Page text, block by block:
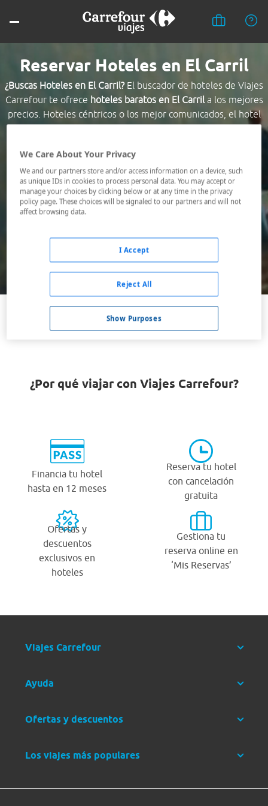
Reservar Hoteles en El Carril
¿Buscas Hoteles en El Carril?El buscador de hoteles de Viajes
Carrefour te ofrece hoteles baratos en El Carrila los mejores
precios. Hoteles céntricos o los mejor comunicados, el hotel
que busques nosotros te lo encontramos al mejor precio.
Destino *
Fechas *
08/08/2026 - 09/08/2026
Buscar
VER TODOS LOS HOTELES BARATOS EN EL CARRIL
¿Por qué viajar con Viajes Carrefour?
Financia tu hotel
hasta en 12 meses
Reserva tu hotel
con cancelación
gratuita
Ofertas y
descuentos
exclusivos en
hoteles
Gestiona tu
reserva online en
‘Mis Reservas’
Viajes Carrefour
Ayuda
Ofertas y descuentos
Los viajes más populares
We Care About Your Privacy
We and our partners store and/or access information on a device, such
as unique IDs in cookies to process personal data. You may accept or
manage your choices by clicking below or at any time in the privacy
policy page. These choices will be signaled to our partners and will not
affect browsing data.
Show Purposes
Reject All
I Accept